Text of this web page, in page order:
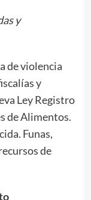
y
de violencia
y
Ley Registro
de Alimentos.
Funas,
de